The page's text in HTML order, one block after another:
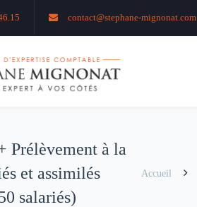
contact@stephane-mignonat.com
Prélèvement à la
et assimilés
salariés)
Accueil